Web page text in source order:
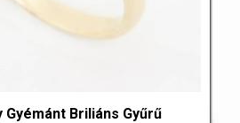
Gyémánt Briliáns Gyűrű